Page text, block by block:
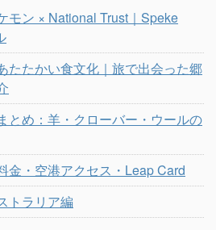
モン × National Trust｜Speke
たたかい食文化｜旅で出会った郷
とめ：羊・クローバー・ウールの
金・空港アクセス・Leap Card
トラリア編